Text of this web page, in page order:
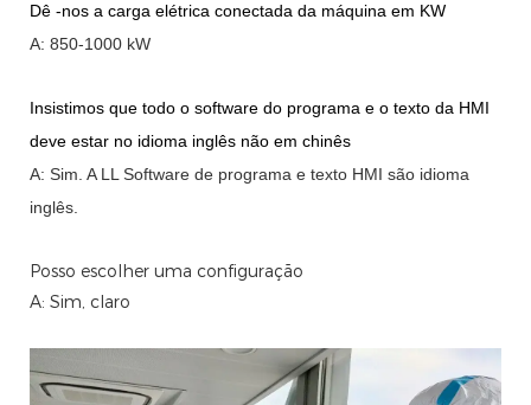
Dê -nos a carga elétrica conectada da máquina em KW
A: 850-1000 kW
Insistimos que todo o software do programa e o texto da HMI
deve estar no idioma inglês não em chinês
A: Sim. ALL Software de programa e texto HMI são idioma
inglês.
Posso escolher uma configuração
A: Sim, claro